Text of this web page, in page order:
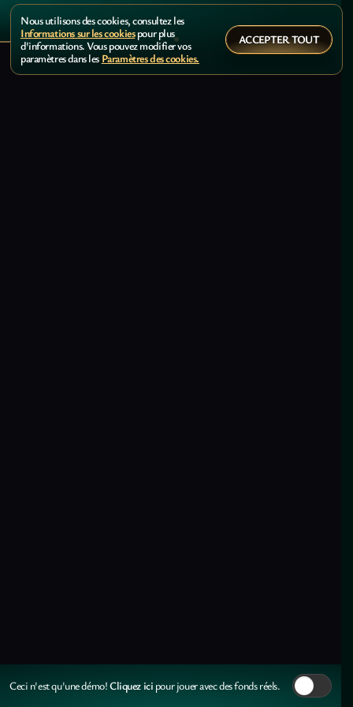
Ceci n'est qu'une démo!Cliquez ici pour jouer avec des fonds réels.
Nous utilisons des cookies, consultez les
Informations sur les cookiespour plus
d'informations. Vous pouvez modifier vos
paramètres dans les Paramètres des cookies.
ACCEPTER TOUT